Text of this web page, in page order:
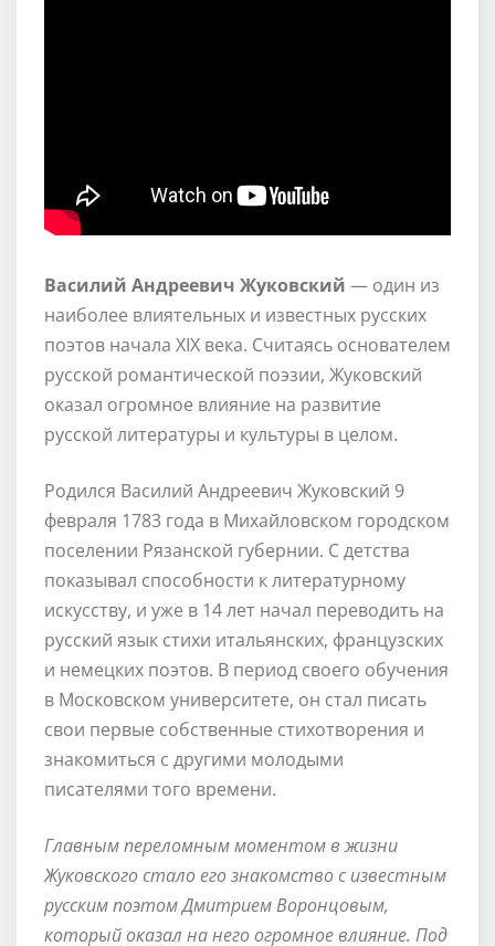
Василий Андреевич Жуковский — один из
наиболее влиятельных и известных русских
поэтов начала XIX века. Считаясь основателем
русской романтической поэзии, Жуковский
оказал огромное влияние на развитие
русской литературы и культуры в целом.
Родился Василий Андреевич Жуковский 9
февраля 1783 года в Михайловском городском
поселении Рязанской губернии. С детства
показывал способности к литературному
искусству, и уже в 14 лет начал переводить на
русский язык стихи итальянских, французских
и немецких поэтов. В период своего обучения
в Московском университете, он стал писать
свои первые собственные стихотворения и
знакомиться с другими молодыми
писателями того времени.
Главным переломным моментом в жизни
Жуковского стало его знакомство с известным
русским поэтом Дмитрием Воронцовым,
который оказал на него огромное влияние. Под